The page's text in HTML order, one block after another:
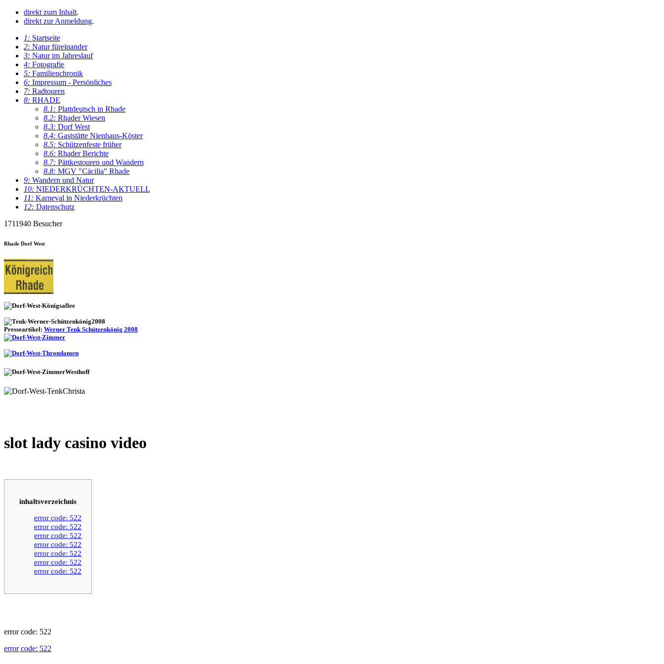
direkt zum Inhalt.
direkt zur Anmeldung.
1: Startseite
2: Natur füreinander
3: Natur im Jahreslauf
4: Fotografie
5: Familienchronik
6: Impressum - Persönliches
7: Radtouren
8: RHADE
8.1: Plattdeutsch in Rhade
8.2: Rhader Wiesen
8.3: Dorf West
8.4: Gaststätte Nienhaus-Köster
8.5: Schützenfeste früher
8.6: Rhader Berichte
8.7: Pättkestouren und Wandern
8.8: MGV "Cäcilia" Rhade
9: Wandern und Natur
10: NIEDERKRÜCHTEN-AKTUELL
11: Karneval in Niederkrüchten
12: Datenschutz
1711940 Besucher
Rhade Dorf West
Presseartikel: Werner Tenk Schützenkönig 2008
slot lady casino video
inhaltsverzeichnis
error code: 522
error code: 522
error code: 522
error code: 522
error code: 522
error code: 522
error code: 522
error code: 522
error code: 522